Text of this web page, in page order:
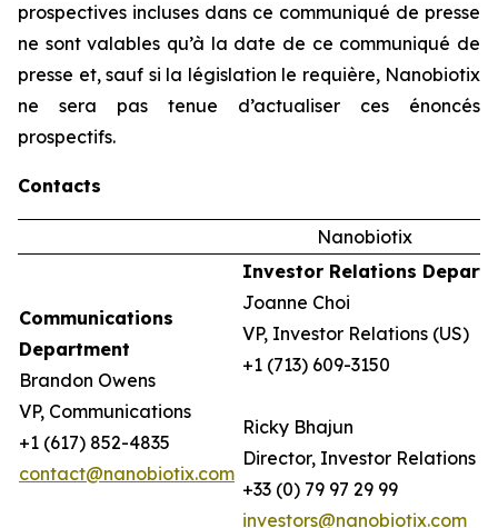
prospectives incluses dans ce communiqué de presse
ne sont valables qu’à la date de ce communiqué de
presse et, sauf si la législation le requière, Nanobiotix
ne sera pas tenue d’actualiser ces énoncés
prospectifs.
Contacts
Nanobiotix
Communications
Department
Brandon Owens
VP, Communications
+1 (617) 852-4835
contact@nanobiotix.com
Investor Relations
Joanne Choi
VP, Investor Relations (US)
+1 (713) 609-3150
Ricky Bhajun
Director, Investor Relations
+33 (0) 79 97 29 99
investors@nanobiotix.com